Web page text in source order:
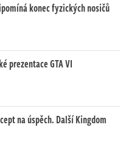
konec fyzických nosičů
prezentace GTA VI
na úspěch. Další Kingdom